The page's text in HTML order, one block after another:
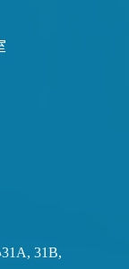
31B,